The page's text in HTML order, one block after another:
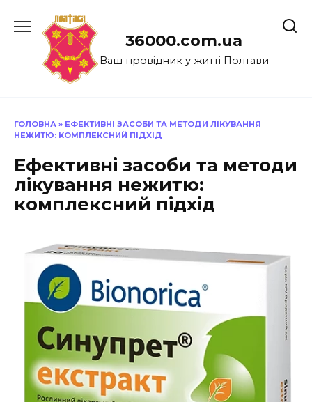
до
36000.com.ua
Ваш провідник у житті Полтави
ГОЛОВНА » ЕФЕКТИВНІ ЗАСОБИ ТА МЕТОДИ ЛІКУВАННЯ
НЕЖИТЮ: КОМПЛЕКСНИЙ ПІДХІД
Ефективні засоби та методи
лікування нежитю:
комплексний підхід